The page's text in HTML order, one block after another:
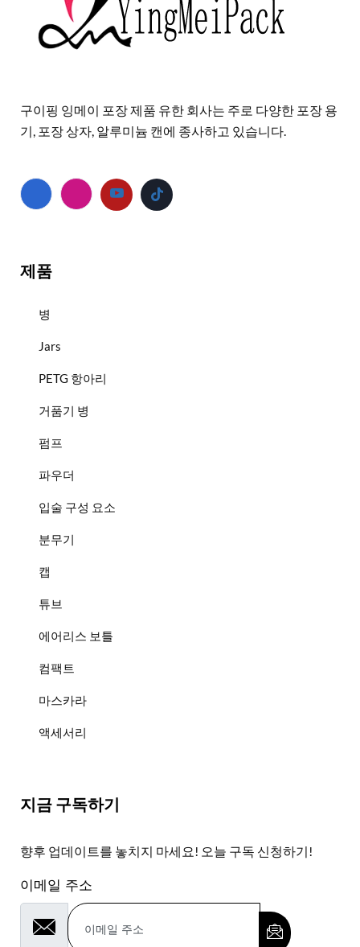
구이핑 잉메이 포장 제품 유한 회사는 주로 다양한 포장 용
기, 포장 상자, 알루미늄 캔에 종사하고 있습니다.
제품
병
Jars
PETG 항아리
거품기 병
펌프
파우더
입술 구성 요소
분무기
캡
튜브
에어리스 보틀
컴팩트
마스카라
액세서리
지금 구독하기
향후 업데이트를 놓치지 마세요! 오늘 구독 신청하기!
이메일 주소